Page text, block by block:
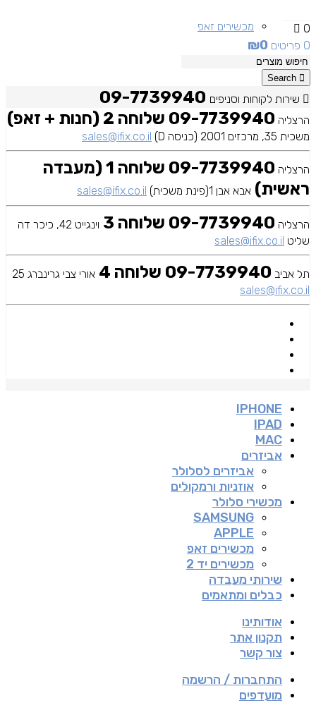
מכשירים זאפ
0
0 פריטים
₪0
Search
שירות לקוחות וסניפים
הרצליה 09-7739940 שלוחה 2 (חנות + זאפ)
משכית 35, מרכזים 2001 (כניסה D) sales@ifix.co.il
הרצליה
09-7739940 שלוחה 1 (מעבדה
ראשית) אבא אבן 1(פינת משכית) sales@ifix.co.il
הרצליה 09-7739940 שלוחה 3
וינגייט 42, כיכר דה
שליט sales@ifix.co.il
תל אביב 09-7739940 שלוחה 4
אורי צבי גרינברג 25
sales@ifix.co.il
IPHONE
IPAD
MAC
אביזרים
אביזרים לסלולר
אוזניות ורמקולים
מכשירי סלולר
SAMSUNG
APPLE
מכשירים זאפ
מכשירים יד 2
שירותי מעבדה
כבלים ומתאמים
אודותינו
תקנון אתר
צור קשר
התחברות / הרשמה
מועדפים